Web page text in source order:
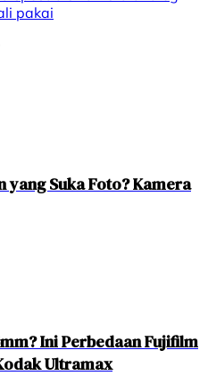
pakai
yang Suka Foto? Kamera
Ini Perbedaan Fujifilm
Ultramax